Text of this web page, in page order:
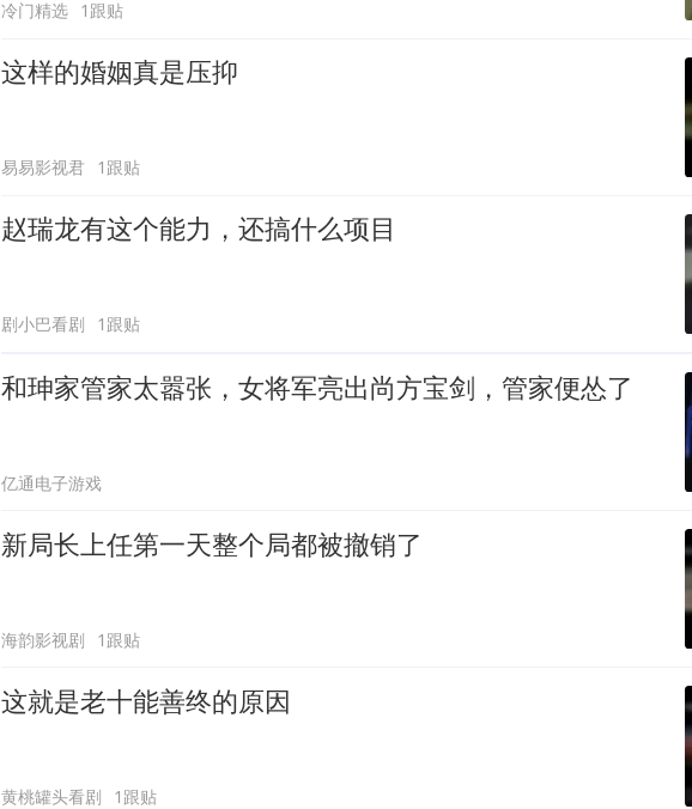
冷门精选 1跟贴
这样的婚姻真是压抑
易易影视君 1跟贴
赵瑞龙有这个能力，还搞什么项目
剧小巴看剧 1跟贴
和珅家管家太嚣张，女将军亮出尚方宝剑，管家便怂了
亿通电子游戏
新局长上任第一天整个局都被撤销了
海韵影视剧 1跟贴
这就是老十能善终的原因
黄桃罐头看剧 1跟贴